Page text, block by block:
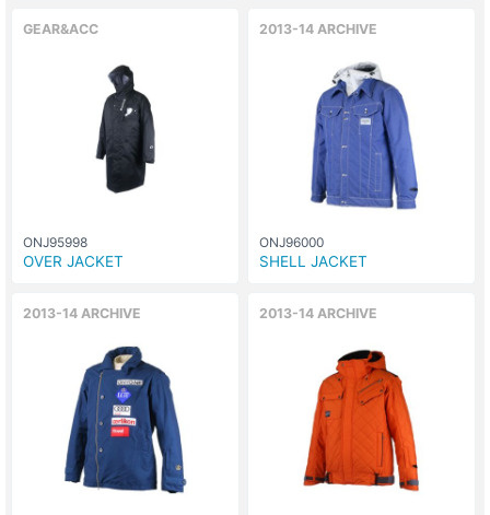
GEAR&ACC
ONJ95998
OVER JACKET
2013-14 ARCHIVE
ONJ96000
SHELL JACKET
2013-14 ARCHIVE 2013-14 ARCHIVE